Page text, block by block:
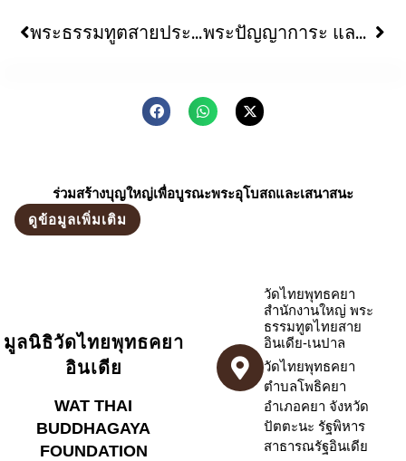
พระธรรมทูตสายประเทศอินเดีย-เนปาล จัดพิธีเจริญพระพุทธมนต์ เจริญจิตภาวนาถวายเป็นพระราชกุศลแด่สมเด็จพระเจ้าพระบรมราชินี เนื่องในวันเฉลิมพระชนมพรรษา ๔ รอบ พระปัญญาการะ และคณะพระสงฆ์ผู้จาริกธุดงค์ธรรมยาตรา ในสหรัฐอเมริกา ภายใต้โครงการ “จาริกเพื่อสันติภาพโลก” (Walk For Peace) พร้อมด้วย “Aloka” สุนัขแห่งสันติภาพ เข้าถวายสักการะพระพรหมวชิรโพธิวงศ์ ณ วัดสุวรรณภูมิพุทธชยันตี
ร่วมสร้างบุญใหญ่เพื่อบูรณะพระอุโบสถและเสนาสนะ
ดูข้อมูลเพิ่มเติม
มูลนิธิวัดไทยพุทธคยา
อินเดีย
WAT THAI
BUDDHAGAYA
FOUNDATION
วัดไทยพุทธคยา
สำนักงานใหญ่ พระ
ธรรมทูตไทยสาย
อินเดีย-เนปาล
วัดไทยพุทธคยา
ตำบลโพธิคยา
อำเภอคยา จังหวัด
ปัตตะนะ รัฐพิหาร
สาธารณรัฐอินเดีย